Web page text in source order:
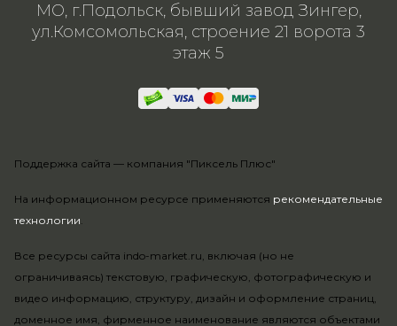
На информационном ресурсе применяются рекомендательные
технологии.
Все ресурсы сайта indo-market.ru, включая (но не
ограничиваясь) текстовую, графическую, фотографическую и
видео информацию, структуру, дизайн и оформление страниц,
доменное имя, фирменное наименование являются объектами
МО, г.Подольск, бывший завод Зингер,
ул.Комсомольская, строение 21 ворота 3
этаж 5
Поддержка сайта — компания "Пиксель Плюс"